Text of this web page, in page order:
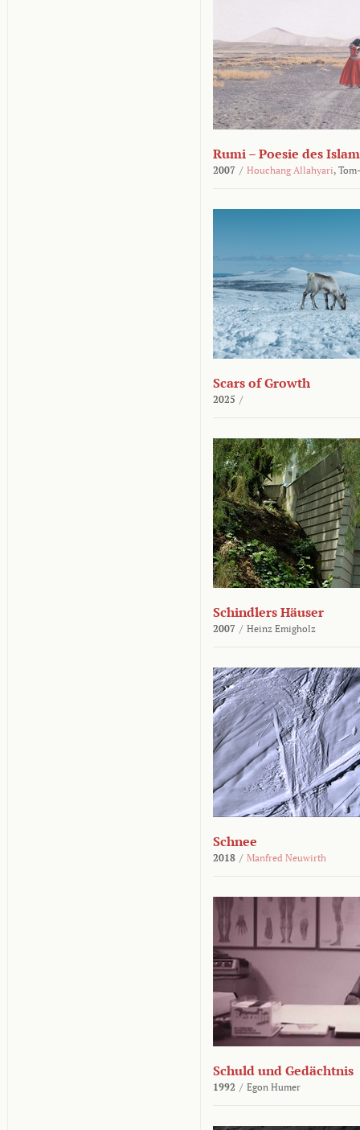
Rumi – Poesie des Islam
2007 / Houchang Allahyari,
Scars of Growth
2025 /
Schindlers Häuser
2007 / Heinz Emigholz
Schnee
2018 / Manfred Neuwirth
Schuld und Gedächtnis
1992 / Egon Humer